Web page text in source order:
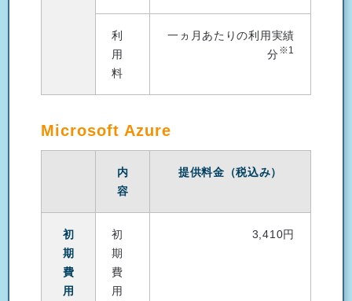
利
用
料
一ヵ月あたりの利用実績
分※1
Microsoft Azure
内
容
提供料金（税込み）
初
期
費
用
初
期
費
用
3,410円